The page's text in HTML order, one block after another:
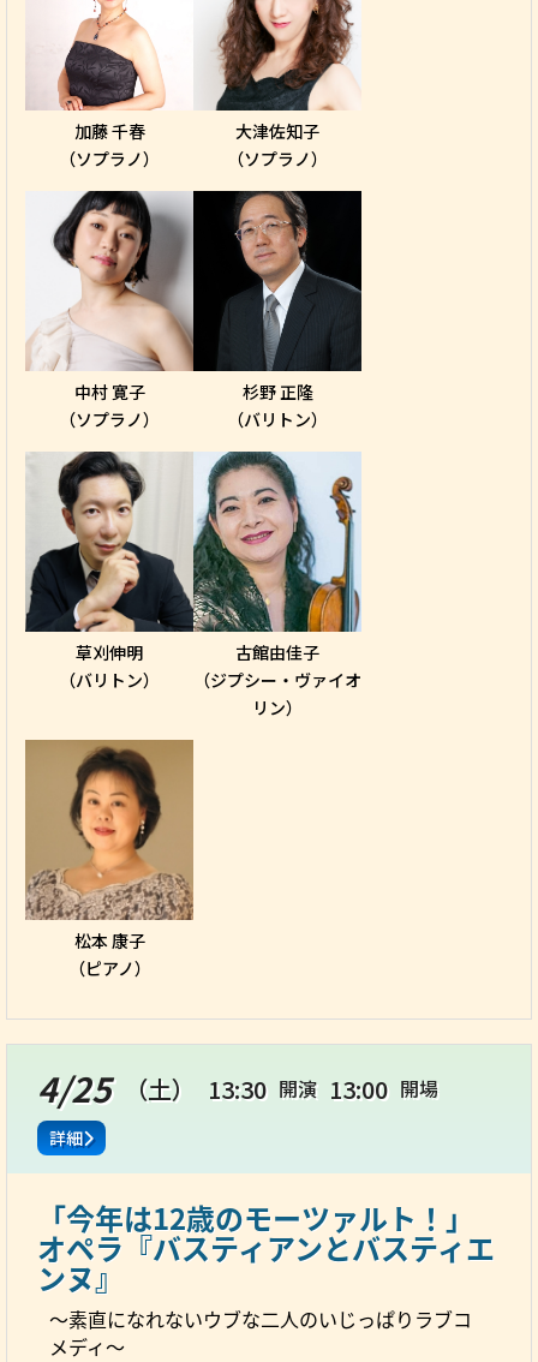
加藤 千春
（ソプラノ）
大津佐知子
（ソプラノ）
中村 寛子
（ソプラノ）
杉野 正隆
（バリトン）
草刈伸明
（バリトン）
古館由佳子
（ジプシー・ヴァイオ
リン）
松本 康子
（ピアノ）
4/25 （土） 13:30 開演 13:00 開場
詳細
「今年は12歳のモーツァルト！」
オペラ『バスティアンとバスティエ
ンヌ』
～素直になれないウブな二人のいじっぱりラブコ
メディ～